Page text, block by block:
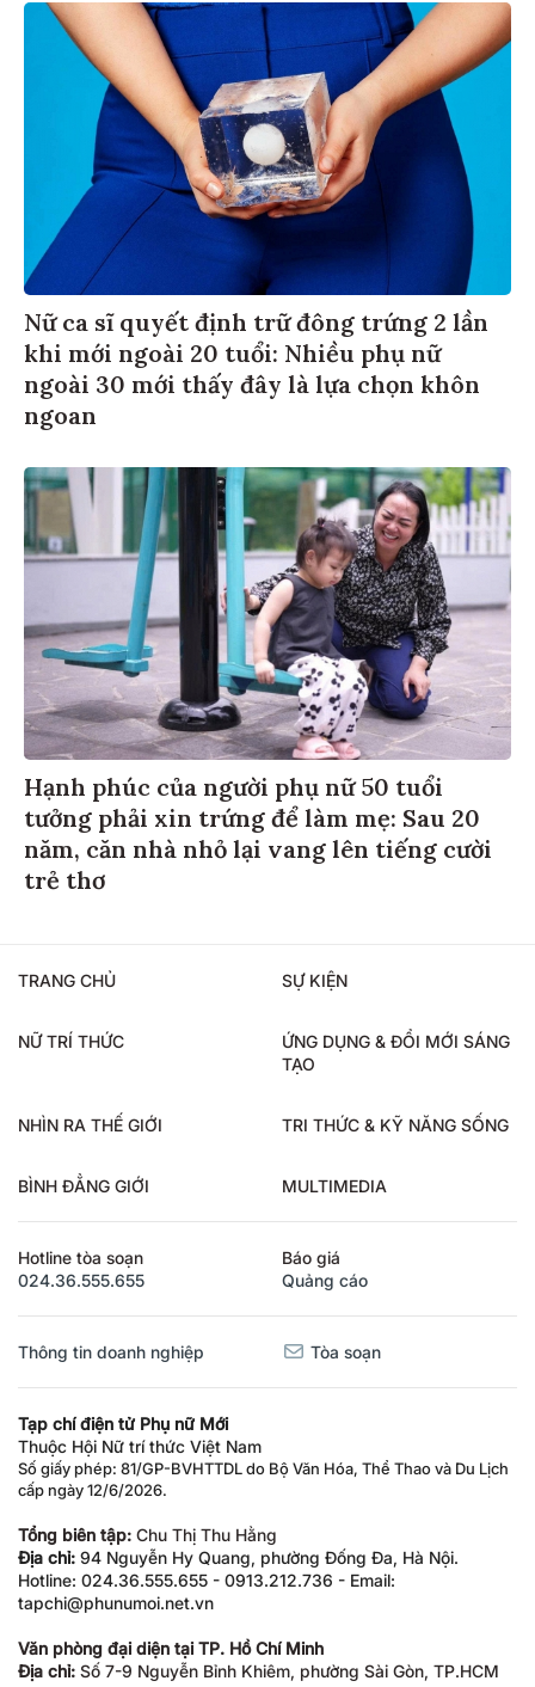
Nữ ca sĩ quyết định trữ đông trứng 2 lần
khi mới ngoài 20 tuổi: Nhiều phụ nữ
ngoài 30 mới thấy đây là lựa chọn khôn
ngoan
Hạnh phúc của người phụ nữ 50 tuổi
tưởng phải xin trứng để làm mẹ: Sau 20
năm, căn nhà nhỏ lại vang lên tiếng cười
trẻ thơ
TRANG CHỦ SỰ KIỆN
NỮ TRÍ THỨC
ỨNG DỤNG & ĐỔI MỚI SÁNG
TẠO
NHÌN RA THẾ GIỚI TRI THỨC & KỸ NĂNG SỐNG
BÌNH ĐẲNG GIỚI MULTIMEDIA
Hotline tòa soạn
024.36.555.655
Báo giá
Quảng cáo
Thông tin doanh nghiệp Tòa soạn
Tạp chí điện tử Phụ nữ Mới
Thuộc Hội Nữ trí thức Việt Nam
Số giấy phép: 81/GP-BVHTTDL do Bộ Văn Hóa, Thể Thao và Du Lịch
cấp ngày 12/6/2026.
Tổng biên tập: Chu Thị Thu Hằng
Địa chỉ: 94 Nguyễn Hy Quang, phường Đống Đa, Hà Nội.
Hotline: 024.36.555.655 - 0913.212.736 - Email:
tapchi@phunumoi.net.vn
Văn phòng đại diện tại TP. Hồ Chí Minh
Địa chỉ: Số 7-9 Nguyễn Bỉnh Khiêm, phường Sài Gòn, TP.HCM